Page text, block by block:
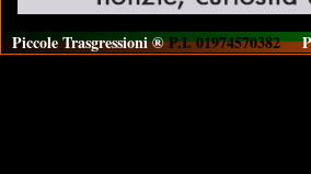
Piccole Trasgressioni ®P.I. 01974570382